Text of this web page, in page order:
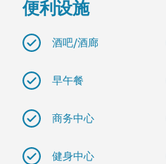
便利设施
酒吧/酒廊
早午餐
商务中心
健身中心